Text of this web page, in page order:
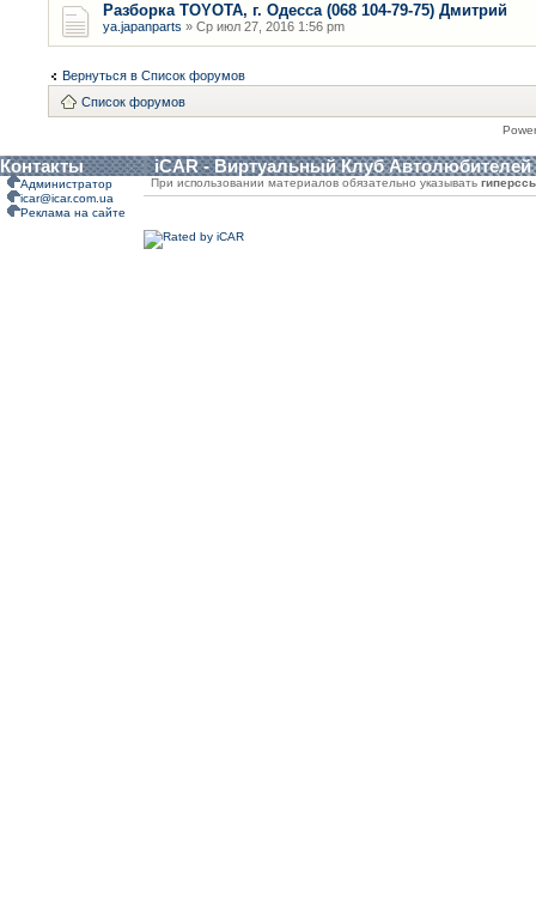
Разборка TOYOTA, г. Одесса (068 104-79-75) Дмитрий
ya.japanparts » Ср июл 27, 2016 1:56 pm
Вернуться в Список форумов
Список форумов
Контакты iCAR - Виртуальный Клуб Автолюбителей
Администратор
icar@icar.com.ua
Реклама на сайте
При использовании материалов обязательно указывать